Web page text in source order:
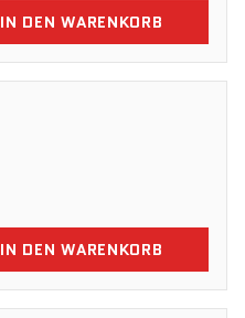
IN DEN WARENKORB
IN DEN WARENKORB